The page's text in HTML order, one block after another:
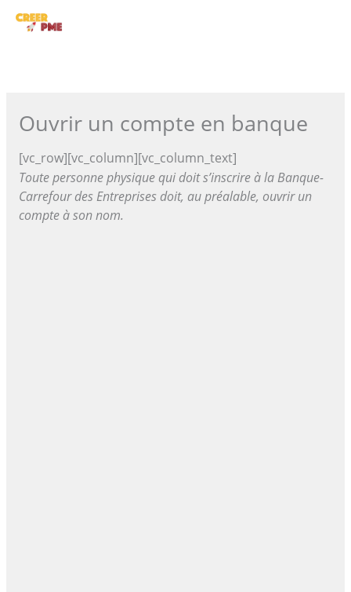
Ouvrir un compte en banque
[vc_row][vc_column][vc_column_text]
Toute personne physique qui doit s’inscrire à la Banque-
Carrefour des Entreprises doit, au préalable, ouvrir un
compte à son nom.